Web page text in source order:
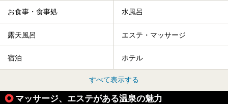
お食事・食事処 水風呂
露天風呂 エステ・マッサージ
宿泊 ホテル
すべて表示する
マッサージ、エステがある温泉の魅力